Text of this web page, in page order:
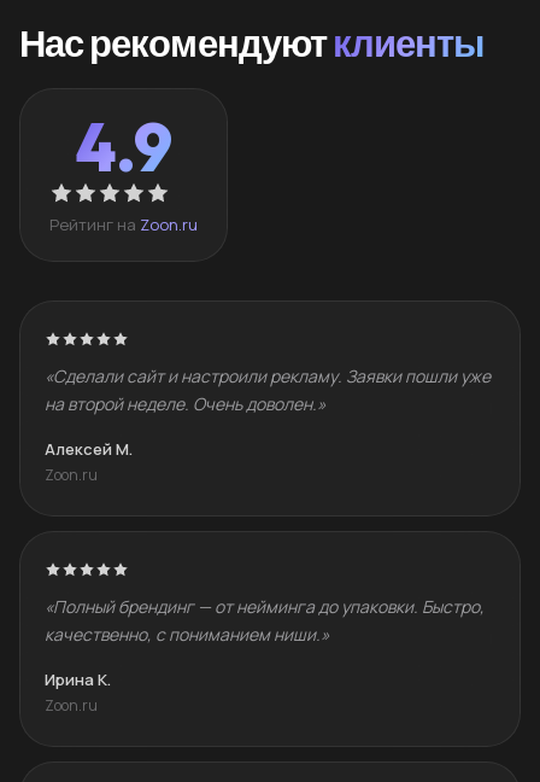
Нас рекомендуютклиенты
4.9
Рейтинг на Zoon.ru
«Сделали сайт и настроили рекламу. Заявки пошли уже
на второй неделе. Очень доволен.»
Алексей М.
Zoon.ru
«Полный брендинг — от нейминга до упаковки. Быстро,
качественно, с пониманием ниши.»
Ирина К.
Zoon.ru